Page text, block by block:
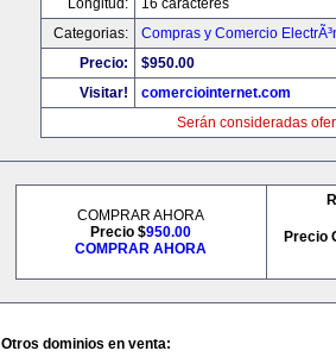
Longitud:
16 caracteres
Categorias:
Compras y Comercio
Precio:
$950.00
Visitar!
comerciointernet.com
Serán consideradas
COMPRAR AHORA
Precio $950.00
COMPRAR AHORA
Precio
Otros dominios en venta: